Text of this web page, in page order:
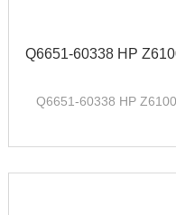
Q6651-60338 HP
Q6651-60338 HP